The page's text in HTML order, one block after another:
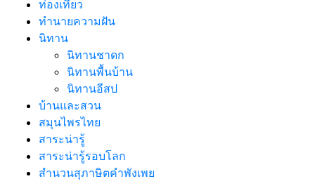
ท่องเที่ยว
ทํานายความฝัน
นิทาน
นิทานชาดก
นิทานพื้นบ้าน
นิทานอีสป
บ้านและสวน
สมุนไพรไทย
สาระน่ารู้
สาระน่ารู้รอบโลก
สำนวนสุภาษิตคำพังเพย